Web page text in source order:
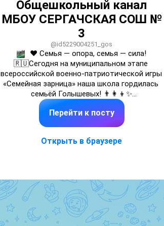
Общешкольный канал
МБОУ СЕРГАЧСКАЯ СОШ №
3
@id5229004251_gos
❤️ Семья — опора, семья — сила!
🇷🇺Сегодня на муниципальном этапе
всероссийской военно‑патриотической игры
«Семейная зарница» наша школа гордилась
семьёй Голышевых! 👨‍👩‍👦✨
🌟Как прекрасно было видеть, как родители
и дети:
• вместе преодолевала полосу препятствий
🤸‍♂️🤲
• грамотно действовали в заданиях по
первой помощи — опыт и мудрость рядом!
🚨🥼
💫Это был настоящий урок единства,
Перейти к посту
Открыть в браузере